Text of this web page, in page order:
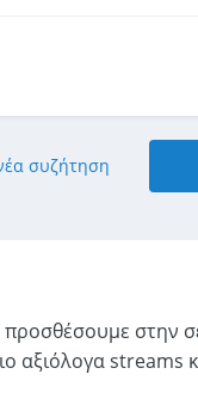
συζήτηση
στην
streams